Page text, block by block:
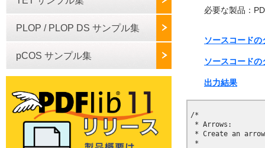
PLOP / PLOP DS サンプル集
pCOS サンプル集
必要な製品：
ソースコード
ソースコード
出力結果
/*
* Arrows:
* Create an
*